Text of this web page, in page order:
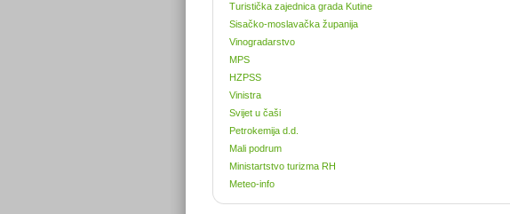
Turistička zajednica grada Kutine
Sisačko-moslavačka županija
Vinogradarstvo
MPS
HZPSS
Vinistra
Svijet u čaši
Petrokemija d.d.
Mali podrum
Ministartstvo turizma RH
Meteo-info